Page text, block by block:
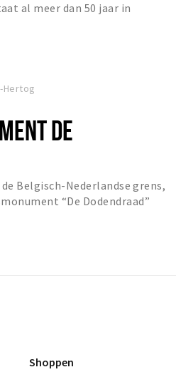
al meer dan 50 jaar in
Hertog
DE
Belgisch-Nederlandse grens,
“De Dodendraad”
Shoppen